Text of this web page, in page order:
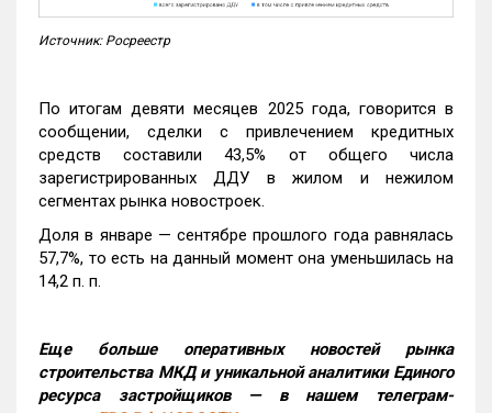
Источник: Росреестр
По итогам девяти месяцев 2025 года, говорится в
сообщении, сделки с привлечением кредитных
средств составили 43,5% от общего числа
зарегистрированных ДДУ в жилом и нежилом
сегментах рынка новостроек.
Доля в январе — сентябре прошлого года равнялась
57,7%, то есть на данный момент она уменьшилась на
14,2 п. п.
Еще больше оперативных новостей рынка
строительства МКД и уникальной аналитики Единого
ресурса застройщиков — в нашем телеграм-